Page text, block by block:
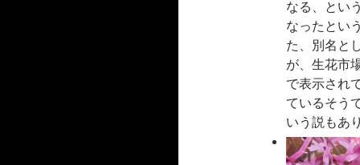
なる、とい
なったとい
た、別名と
が、生花市
で表示され
ているそう
いう説もあ